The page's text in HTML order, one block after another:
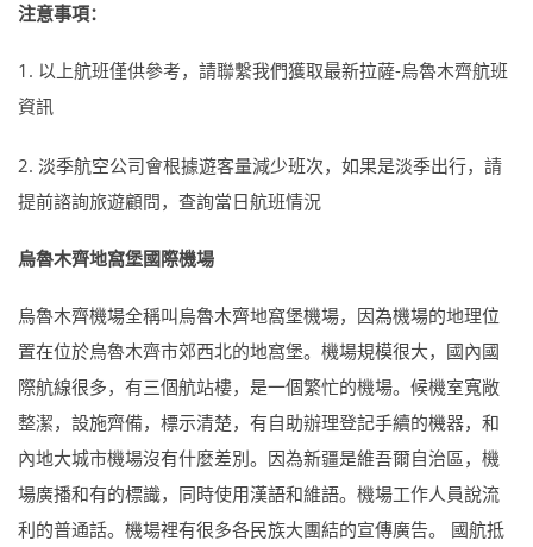
注意事項：
1. 以上航班僅供參考，請聯繫我們獲取最新拉薩-烏魯木齊航班
資訊
2. 淡季航空公司會根據遊客量減少班次，如果是淡季出行，請
提前諮詢旅遊顧問，查詢當日航班情況
烏魯木齊地窩堡國際機場
烏魯木齊機場全稱叫烏魯木齊地窩堡機場，因為機場的地理位
置在位於烏魯木齊市郊西北的地窩堡。機場規模很大，國內國
際航線很多，有三個航站樓，是一個繁忙的機場。候機室寬敞
整潔，設施齊備，標示清楚，有自助辦理登記手續的機器，和
內地大城市機場沒有什麼差別。因為新疆是維吾爾自治區，機
場廣播和有的標識，同時使用漢語和維語。機場工作人員說流
利的普通話。機場裡有很多各民族大團結的宣傳廣告。 國航抵